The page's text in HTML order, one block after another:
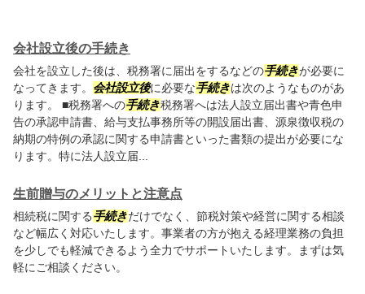
会社設立後の手続き
会社を設立した後は、税務署に届出をするなどの手続きが必要に
なってきます。 会社設立後に必要な手続きは次のようなものがあ
ります。 ■税務署への手続き税務署へは法人設立届出書や青色申
告の承認申請書、給与支払事務所等の開設届出書、源泉徴収税の
納期の特例の承認に関する申請書といった書類の提出が必要にな
ります。特に法人設立届...
生前贈与のメリットと注意点
相続税に関する手続きだけでなく、節税対策や経営に関する相談
など幅広く対応いたします。事業者の方が抱える経理業務の負担
を少しでも軽減できるよう全力でサポートいたします。まずは気
軽にご相談ください。